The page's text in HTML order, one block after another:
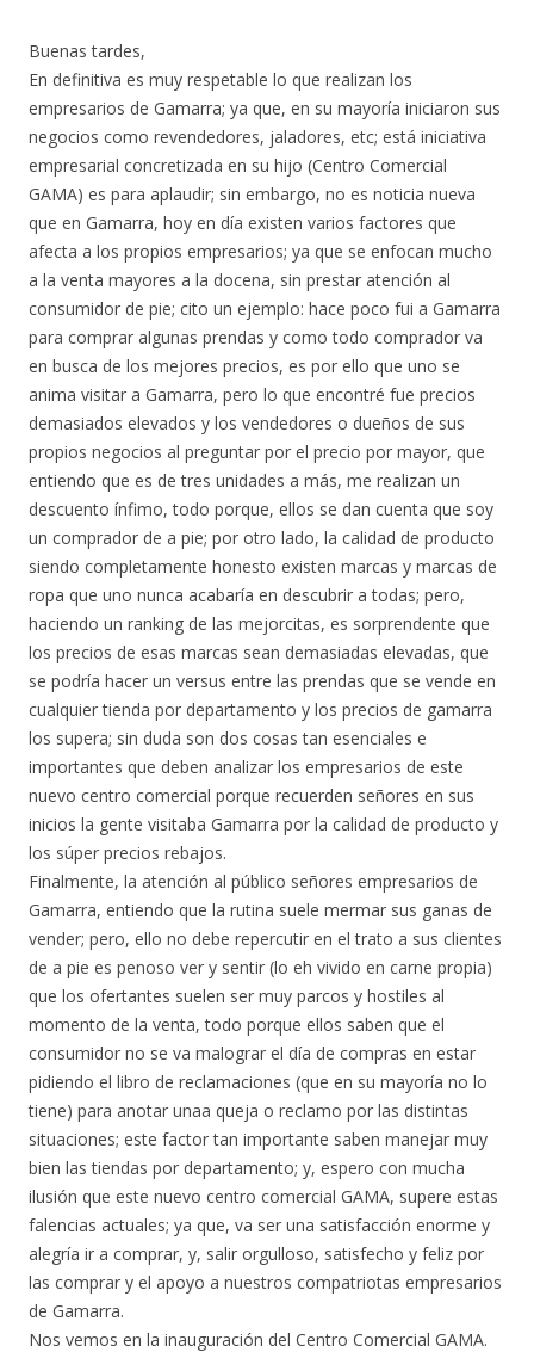
Buenas tardes,
En definitiva es muy respetable lo que realizan los
empresarios de Gamarra; ya que, en su mayoría iniciaron sus
negocios como revendedores, jaladores, etc; está iniciativa
empresarial concretizada en su hijo (Centro Comercial
GAMA) es para aplaudir; sin embargo, no es noticia nueva
que en Gamarra, hoy en día existen varios factores que
afecta a los propios empresarios; ya que se enfocan mucho
a la venta mayores a la docena, sin prestar atención al
consumidor de pie; cito un ejemplo: hace poco fui a Gamarra
para comprar algunas prendas y como todo comprador va
en busca de los mejores precios, es por ello que uno se
anima visitar a Gamarra, pero lo que encontré fue precios
demasiados elevados y los vendedores o dueños de sus
propios negocios al preguntar por el precio por mayor, que
entiendo que es de tres unidades a más, me realizan un
descuento ínfimo, todo porque, ellos se dan cuenta que soy
un comprador de a pie; por otro lado, la calidad de producto
siendo completamente honesto existen marcas y marcas de
ropa que uno nunca acabaría en descubrir a todas; pero,
haciendo un ranking de las mejorcitas, es sorprendente que
los precios de esas marcas sean demasiadas elevadas, que
se podría hacer un versus entre las prendas que se vende en
cualquier tienda por departamento y los precios de gamarra
los supera; sin duda son dos cosas tan esenciales e
importantes que deben analizar los empresarios de este
nuevo centro comercial porque recuerden señores en sus
inicios la gente visitaba Gamarra por la calidad de producto y
los súper precios rebajos.
Finalmente, la atención al público señores empresarios de
Gamarra, entiendo que la rutina suele mermar sus ganas de
vender; pero, ello no debe repercutir en el trato a sus clientes
de a pie es penoso ver y sentir (lo eh vivido en carne propia)
que los ofertantes suelen ser muy parcos y hostiles al
momento de la venta, todo porque ellos saben que el
consumidor no se va malograr el día de compras en estar
pidiendo el libro de reclamaciones (que en su mayoría no lo
tiene) para anotar unaa queja o reclamo por las distintas
situaciones; este factor tan importante saben manejar muy
bien las tiendas por departamento; y, espero con mucha
ilusión que este nuevo centro comercial GAMA, supere estas
falencias actuales; ya que, va ser una satisfacción enorme y
alegría ir a comprar, y, salir orgulloso, satisfecho y feliz por
las comprar y el apoyo a nuestros compatriotas empresarios
de Gamarra.
Nos vemos en la inauguración del Centro Comercial GAMA.